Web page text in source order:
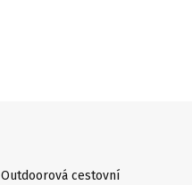
Outdoorová cestovní